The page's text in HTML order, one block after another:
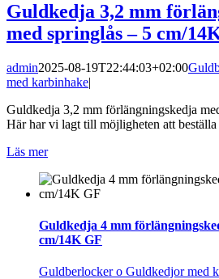
Guldkedja 3,2 mm
med springlås – 5 cm/
admin2025-08-19T22:44:03+02:00
med karbinhake|
Guldkedja 3,2 mm förlängningskedja
Här har vi lagt till möjligheten att
Läs mer
Guldkedja 4 mm
cm/14K GF
Guldberlocker o Guldkedjor med